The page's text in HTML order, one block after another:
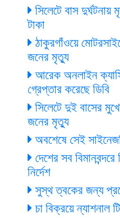
সিলেটে বাস দুর্ঘটনায়
টাকা
ঠাকুরগাঁওয়ে
জনের মৃত্যু
আরেক অনলাইন
গ্রেপ্তার করেছে ডিবি
সিলেটে দুই বাসের
জনের মৃত্যু
অবশেষে সেই
দেশের সব
নির্দেশ
সুস্থ ত্বকের জন্য
চা বিক্রয়ে ন্যাশনাল